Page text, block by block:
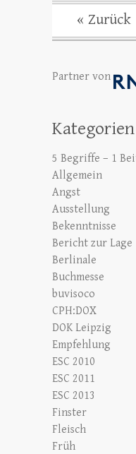
« Zurück
Partner von
Kategorien
5 Begriffe – 1
Allgemein
Angst
Ausstellung
Bekenntnisse
Bericht zur Lage
Berlinale
Buchmesse
buvisoco
CPH:DOX
DOK Leipzig
Empfehlung
ESC 2010
ESC 2011
ESC 2013
Finster
Fleisch
Früh